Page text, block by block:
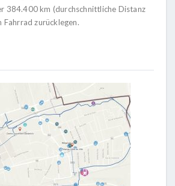
384.400 km (durchschnittliche Distanz
zurücklegen.